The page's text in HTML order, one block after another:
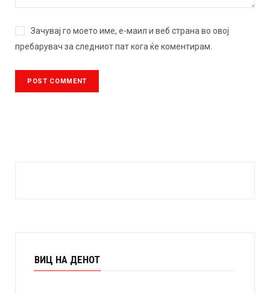
Зачувај го моето име, е-маил и веб страна во овој
пребарувач за следниот пат кога ќе коментирам.
ВИЦ НА ДЕНОТ